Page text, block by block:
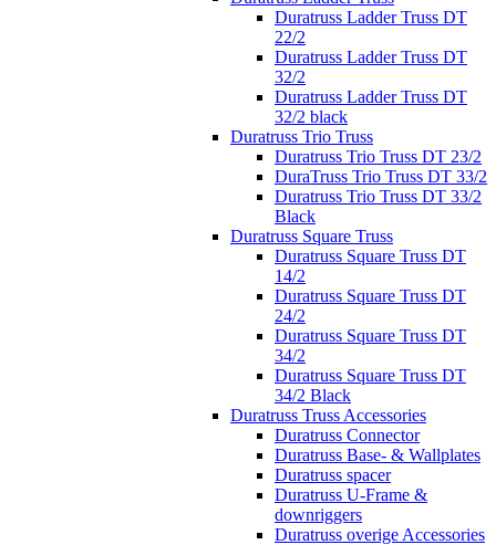
Duratruss Ladder Truss DT
22/2
Duratruss Ladder Truss DT
32/2
Duratruss Ladder Truss DT
32/2 black
Duratruss Trio Truss
Duratruss Trio Truss DT 23/2
DuraTruss Trio Truss DT 33/2
Duratruss Trio Truss DT 33/2
Black
Duratruss Square Truss
Duratruss Square Truss DT
14/2
Duratruss Square Truss DT
24/2
Duratruss Square Truss DT
34/2
Duratruss Square Truss DT
34/2 Black
Duratruss Truss Accessories
Duratruss Connector
Duratruss Base- & Wallplates
Duratruss spacer
Duratruss U-Frame &
downriggers
Duratruss overige Accessories